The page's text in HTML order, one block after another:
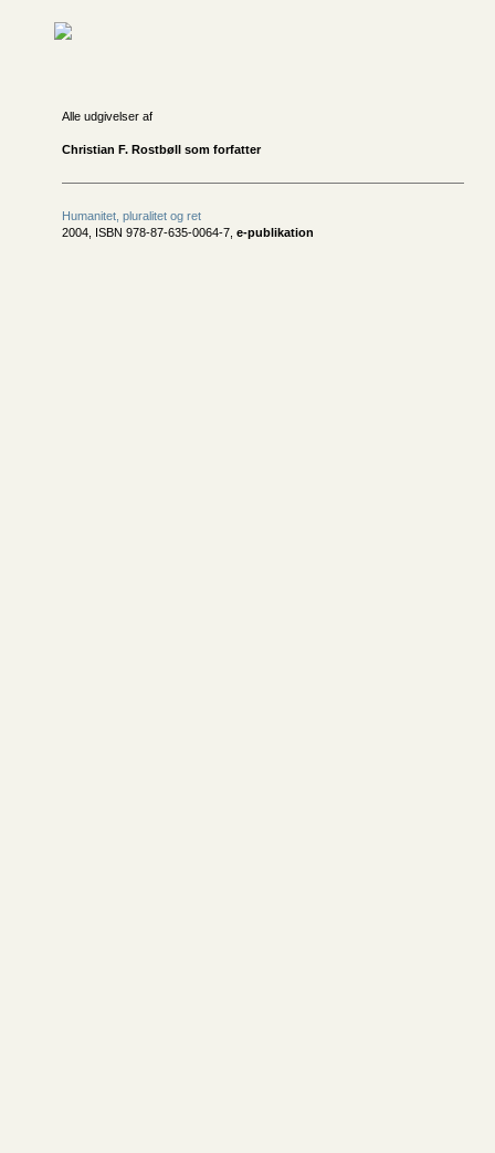
Alle udgivelser af
Christian F. Rostbøll som forfatter
Humanitet, pluralitet og ret
2004, ISBN 978-87-635-0064-7, e-publikation